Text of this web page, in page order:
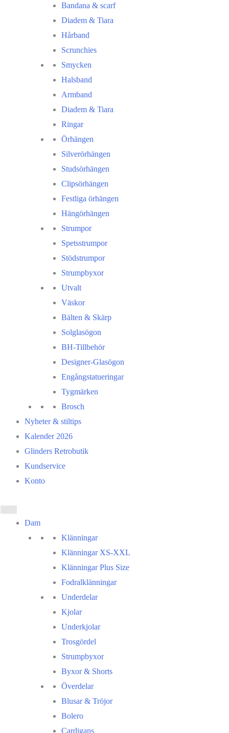
Bandana & scarf
Diadem & Tiara
Hårband
Scrunchies
Smycken
Halsband
Armband
Diadem & Tiara
Ringar
Örhängen
Silverörhängen
Studsörhängen
Clipsörhängen
Festliga örhängen
Hängörhängen
Strumpor
Spetsstrumpor
Stödstrumpor
Strumpbyxor
Utvalt
Väskor
Bälten & Skärp
Solglasögon
BH-Tillbehör
Designer-Glasögon
Engångstatueringar
Tygmärken
Brosch
Nyheter & stiltips
Kalender 2026
Glinders Retrobutik
Kundservice
Konto
Dam
Klänningar
Klänningar XS-XXL
Klänningar Plus Size
Fodralklänningar
Underdelar
Kjolar
Underkjolar
Trosgördel
Strumpbyxor
Byxor & Shorts
Överdelar
Blusar & Tröjor
Bolero
Cardigans